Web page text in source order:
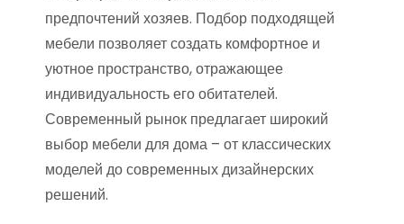
предпочтений хозяев. Подбор подходящей
мебели позволяет создать комфортное и
уютное пространство, отражающее
индивидуальность его обитателей.
Современный рынок предлагает широкий
выбор мебели для дома – от классических
моделей до современных дизайнерских
решений.